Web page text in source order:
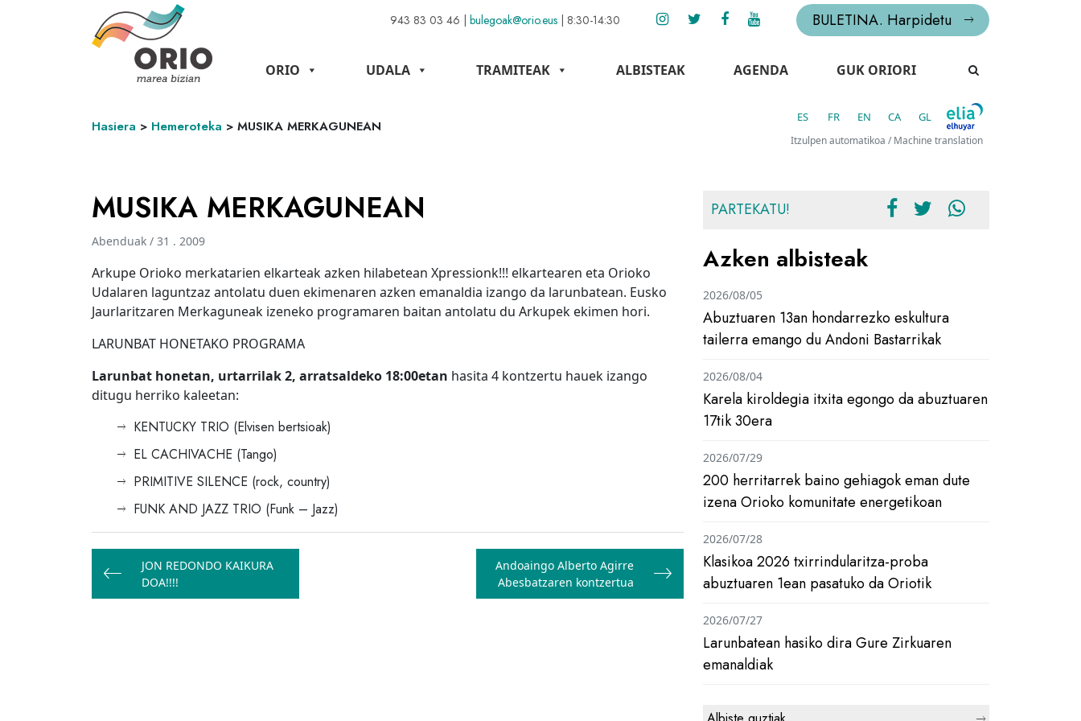
943 83 03 46 | bulegoak@orio.eus | 8:30-14:30 BULETINA. Harpidetu
ORIO UDALA TRAMITEAK ALBISTEAK AGENDA GUK ORIORI
Hasiera > Hemeroteka > MUSIKA MERKAGUNEAN
ES FR EN CA GL
Itzulpen automatikoa / Machine translation
MUSIKA MERKAGUNEAN
Abenduak / 31 . 2009
Arkupe Orioko merkatarien elkarteak azken hilabetean Xpressionk!!! elkartearen eta Orioko
Udalaren laguntzaz antolatu duen ekimenaren azken emanaldia izango da larunbatean. Eusko
Jaurlaritzaren Merkaguneak izeneko programaren baitan antolatu du Arkupek ekimen hori.
LARUNBAT HONETAKO PROGRAMA
Larunbat honetan, urtarrilak 2, arratsaldeko 18:00etan hasita 4 kontzertu hauek izango
ditugu herriko kaleetan:
KENTUCKY TRIO (Elvisen bertsioak)
EL CACHIVACHE (Tango)
PRIMITIVE SILENCE (rock, country)
FUNK AND JAZZ TRIO (Funk – Jazz)
Bidalketetan
zehar
nabigatu
JON REDONDO KAIKURA
DOA!!!!
Andoaingo Alberto Agirre
Abesbatzaren kontzertua
PARTEKATU!
Azken albisteak
Abuztuaren 13an hondarrezko eskultura
tailerra emango du Andoni Bastarrikak
2026/08/05
Karela kiroldegia itxita egongo da abuztuaren
17tik 30era
2026/08/04
200 herritarrek baino gehiagok eman dute
izena Orioko komunitate energetikoan
2026/07/29
Klasikoa 2026 txirrindularitza-proba
abuztuaren 1ean pasatuko da Oriotik
2026/07/28
Larunbatean hasiko dira Gure Zirkuaren
emanaldiak
2026/07/27